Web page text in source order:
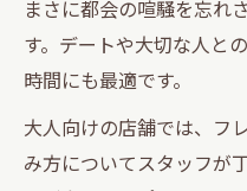
まさに都会の喧騒を忘れ
す。デートや大切な人と
時間にも最適です。
大人向けの店舗では、フ
み方についてスタッフが